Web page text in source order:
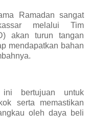
Ramadan sangat
melalui Tim
akan turun tangan
mendapatkan bahan
ini bertujuan untuk
serta memastikan
oleh daya beli